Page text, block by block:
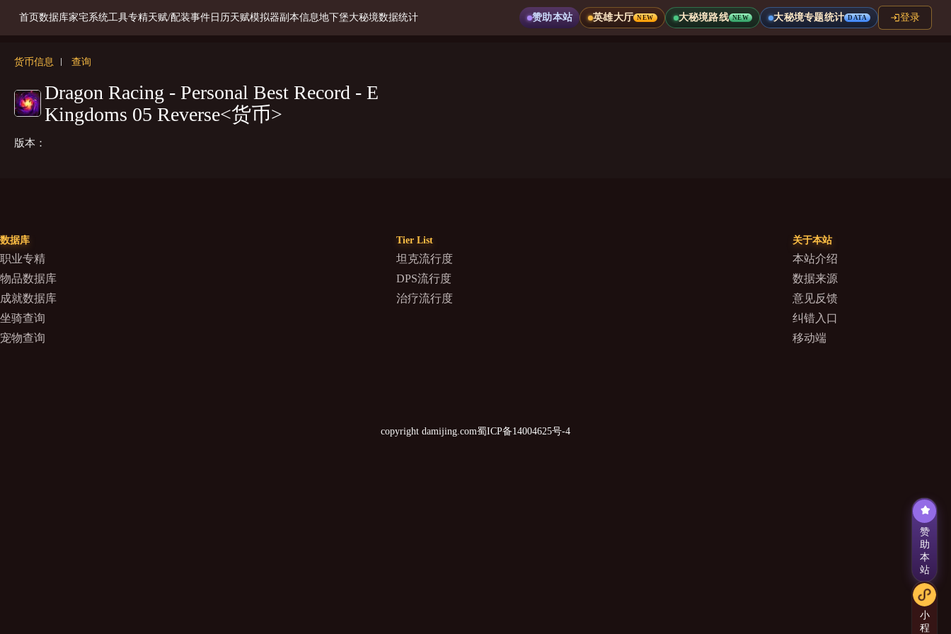
首页数据库家宅系统工具专精天赋/配装事件日历天赋模拟器副本信息地下堡大秘境数据统计 赞助本站 英雄大厅 NEW 大秘境路线 NEW 大秘境专题统计 DATA 登录
货币信息 查询
Dragon Racing - Personal Best Record - E
Kingdoms 05 Reverse<货币>
版本：
数据库
职业专精
物品数据库
成就数据库
坐骑查询
宠物查询
Tier List
坦克流行度
DPS流行度
治疗流行度
关于本站
本站介绍
数据来源
意见反馈
纠错入口
移动端
copyright damijing.com蜀ICP备14004625号-4
赞
助
本
站
小
程